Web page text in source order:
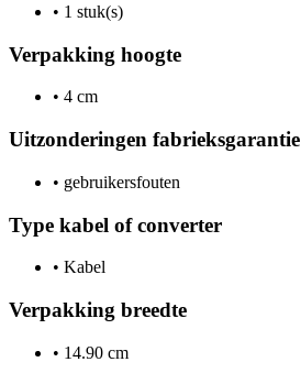
• 1 stuk(s)
Verpakking hoogte
• 4 cm
Uitzonderingen fabrieksgarantie
• gebruikersfouten
Type kabel of converter
• Kabel
Verpakking breedte
• 14.90 cm